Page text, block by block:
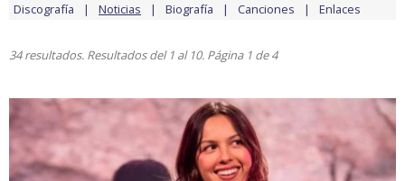
Discografía Noticias Biografía Canciones Enlaces
34 resultados. Resultados del 1 al 10. Página 1 de 4